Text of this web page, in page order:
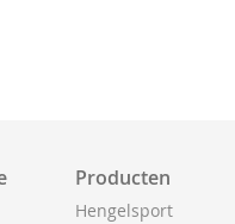
Producten
Hengelsport